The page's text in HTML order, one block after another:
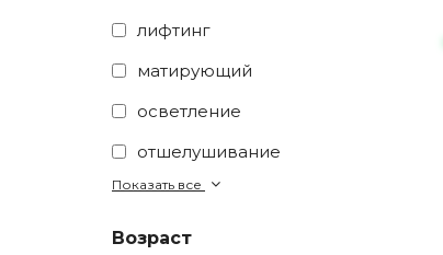
лифтинг
матирующий
осветление
отшелушивание
Показать все
Возраст